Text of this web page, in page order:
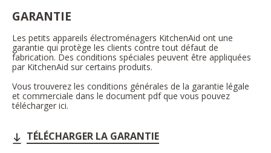
GARANTIE
Les petits appareils électroménagers KitchenAid ont une
garantie qui protège les clients contre tout défaut de
fabrication. Des conditions spéciales peuvent être appliquées
par KitchenAid sur certains produits.
Vous trouverez les conditions générales de la garantie légale
et commerciale dans le document pdf que vous pouvez
télécharger ici.
TÉLÉCHARGER LA GARANTIE